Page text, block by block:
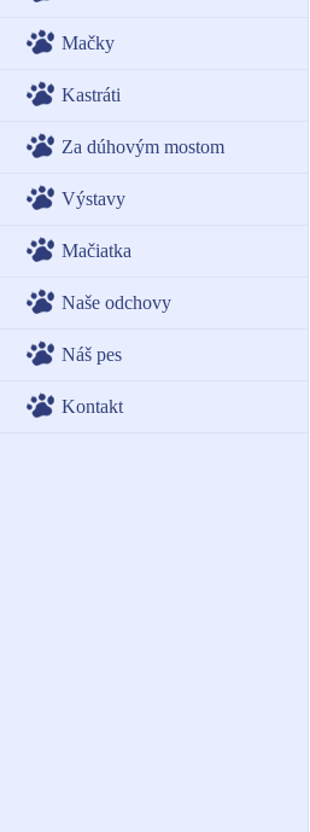
Mačky
Kastráti
Za dúhovým mostom
Výstavy
Mačiatka
Naše odchovy
Náš pes
Kontakt